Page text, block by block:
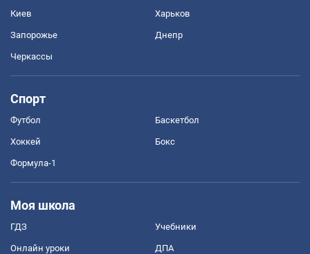
Киев Харьков
Запорожье Днепр
Черкассы
Спорт
Футбол Баскетбол
Хоккей Бокс
Формула-1
Моя школа
ГДЗ Учебники
Онлайн уроки ДПА